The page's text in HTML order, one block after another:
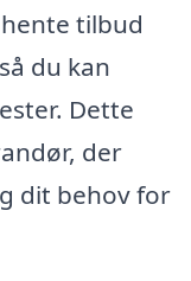
tilbud
du kan
Dette
der
dit behov for